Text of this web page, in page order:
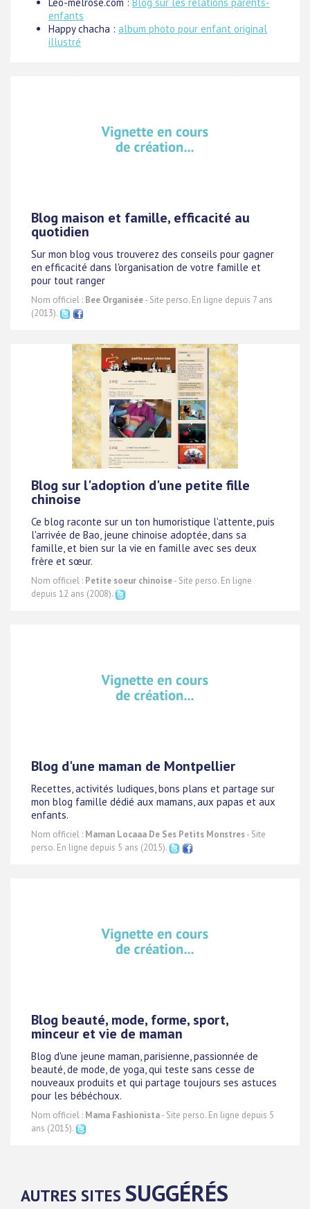
enfants
Happy chacha : album photo pour enfant original
illustré
Blog maison et famille, efficacité au
quotidien
Sur mon blog vous trouverez des conseils pour gagner
en efficacité dans l'organisation de votre famille et
pour tout ranger
Nom officiel : Bee Organisée- Site perso. En ligne depuis 7 ans
(2013).
Blog sur l'adoption d'une petite fille
chinoise
Ce blog raconte sur un ton humoristique l'attente, puis
l'arrivée de Bao, jeune chinoise adoptée, dans sa
famille, et bien sur la vie en famille avec ses deux
frère et sœur.
Nom officiel : Petite soeur chinoise- Site perso. En ligne
depuis 12 ans (2008).
Blog d'une maman de Montpellier
Recettes, activités ludiques, bons plans et partage sur
mon blog famille dédié aux mamans, aux papas et aux
enfants.
Nom officiel : Maman Locaaa De Ses Petits Monstres- Site
perso. En ligne depuis 5 ans (2015).
Blog beauté, mode, forme, sport,
minceur et vie de maman
Blog d'une jeune maman, parisienne, passionnée de
beauté, de mode, de yoga, qui teste sans cesse de
nouveaux produits et qui partage toujours ses astuces
pour les bébéchoux.
Nom officiel : Mama Fashionista- Site perso. En ligne depuis 5
ans (2015).
AUTRES SITES SUGGÉRÉS